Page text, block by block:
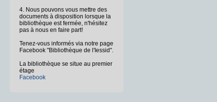
4. Nous pouvons vous mettre des
documents à disposition lorsque la
bibliothèque est fermée, n'hésitez
pas à nous en faire part!
Tenez-vous informés via notre page
Facebook "Bibliothèque de l'Iessid".
La bibliothèque se situe au premier
étage
Facebook